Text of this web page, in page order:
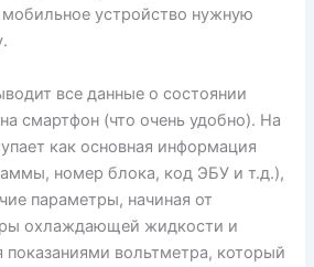
мобильное устройство нужную
все данные о состоянии
смартфон (что очень удобно). На
как основная информация
номер блока, код ЭБУ и т.д.),
параметры, начиная от
охлаждающей жидкости и
показаниями вольтметра, который